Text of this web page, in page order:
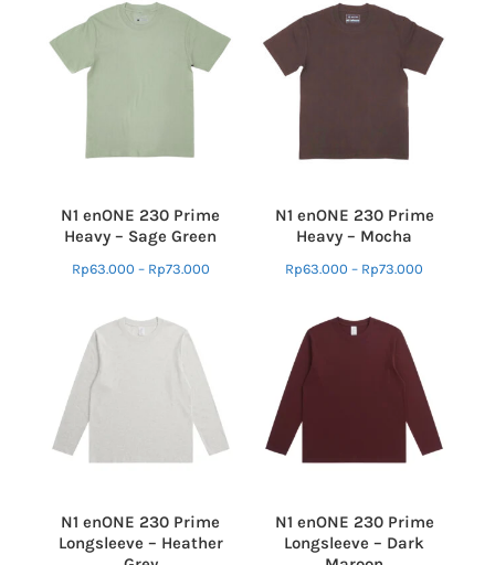
N1 enONE 230 Prime
Heavy – Sage Green
Rp63.000 – Rp73.000
N1 enONE 230 Prime
Heavy – Mocha
Rp63.000 – Rp73.000
N1 enONE 230 Prime
Longsleeve – Heather
N1 enONE 230 Prime
Longsleeve – Dark